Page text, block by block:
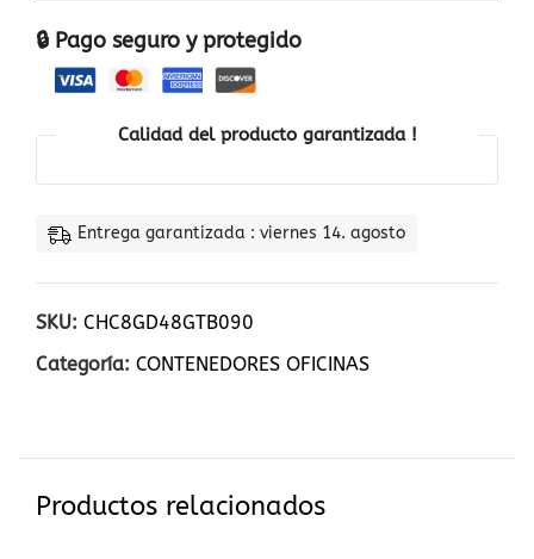
🔒 Pago seguro y protegido
Calidad del producto garantizada !
Entrega garantizada : viernes 14. agosto
SKU: CHC8GD48GTB090
Categoría: CONTENEDORES OFICINAS
Productos relacionados